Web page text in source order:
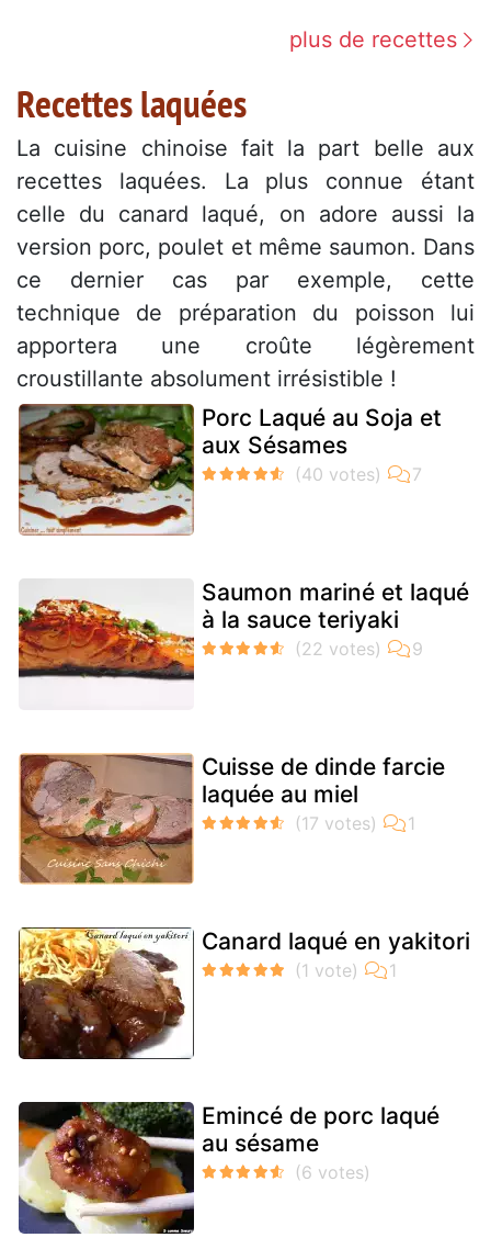
plus de recettes
Recettes laquées
La cuisine chinoise fait la part belle aux
recettes laquées. La plus connue étant
celle du canard laqué, on adore aussi la
version porc, poulet et même saumon. Dans
ce dernier cas par exemple, cette
technique de préparation du poisson lui
apportera une croûte légèrement
croustillante absolument irrésistible !
Porc Laqué au Soja et
aux Sésames
Saumon mariné et laqué
à la sauce teriyaki
Cuisse de dinde farcie
laquée au miel
Canard laqué en yakitori
Emincé de porc laqué
au sésame